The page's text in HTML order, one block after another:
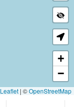
+
−
Leaflet | ©OpenStreetMap